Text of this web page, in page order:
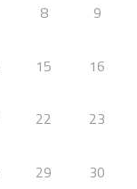
8 9
15 16
22 23
29 30